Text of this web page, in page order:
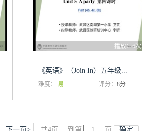
播放：6次
《英语》（Join In）五年级...
难度： 易 评分： 8分